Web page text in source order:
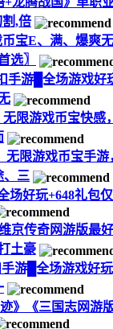
,倍
币宝E、满、爆爽
选〗
手游█全场游戏
限游戏币宝快感
无限游戏币宝手
、三
场好玩+648礼包
京传奇网游版最
土豪
游█全场游戏好
》《三国志网游